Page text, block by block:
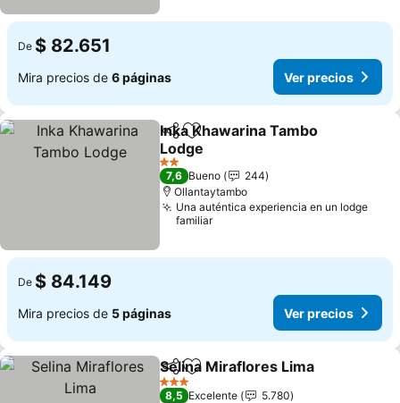
De $ 82.651
Mira precios de 6 páginas Ver precios
CompartirAgregar a favoritos
Inka Khawarina Tambo
Lodge
2 Estrellas
7,6 Bueno
244
Ollantaytambo
Una auténtica experiencia en un lodge
familiar
De $ 84.149
Mira precios de 5 páginas Ver precios
CompartirAgregar a favoritos
Selina Miraflores Lima
3 Estrellas
8,5 Excelente
5.780